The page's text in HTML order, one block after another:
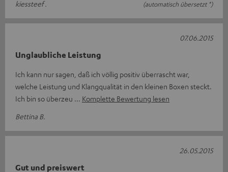
kiessteef .
(automatisch übersetzt *)
Unglaubliche Leistung
Ich kann nur sagen, daß ich völlig positiv überrascht war,
welche Leistung und Klangqualität in den kleinen Boxen steckt.
Ich bin so überzeu
Komplette Bewertung lesen
Bettina B.
07.06.2015
Gut und preiswert
26.05.2015